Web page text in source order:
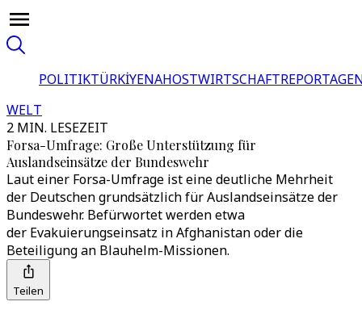
POLITIKTÜRKİYENAHOSTWIRTSCHAFT
WELT
2 MIN. LESEZEIT
Forsa-Umfrage: Große Unterstützung für
Auslandseinsätze der Bundeswehr
Laut einer Forsa-Umfrage ist eine deutliche Mehrheit
der Deutschen grundsätzlich für Auslandseinsätze der
Bundeswehr. Befürwortet werden etwa
der Evakuierungseinsatz in Afghanistan oder die
Beteiligung an Blauhelm-Missionen.
Teilen